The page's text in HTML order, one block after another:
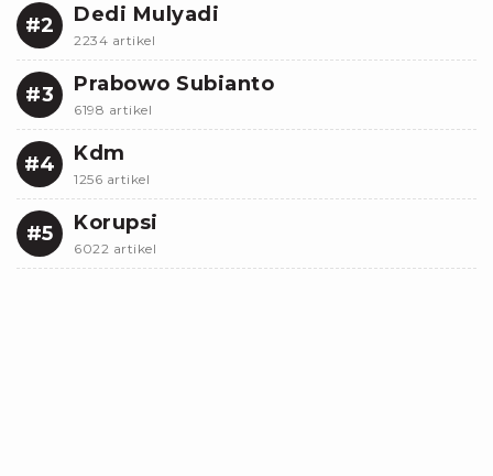
#2 Dedi Mulyadi
2234 artikel
#3 Prabowo Subianto
6198 artikel
#4 Kdm
1256 artikel
#5 Korupsi
6022 artikel